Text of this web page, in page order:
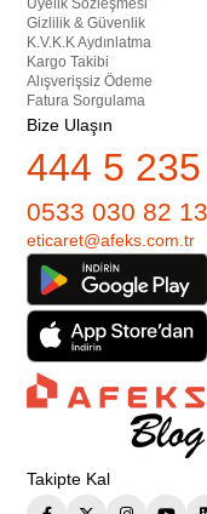
Gizlilik & Güvenlik
K.V.K.K Aydınlatma
Kargo Takibi
Alışverişsiz Ödeme
Fatura Sorgulama
Bize Ulaşın
444 5 235
0533 030 82 13
eticaret@afeks.com.tr
Takipte Kal